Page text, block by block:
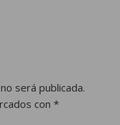
será publicada.
con *